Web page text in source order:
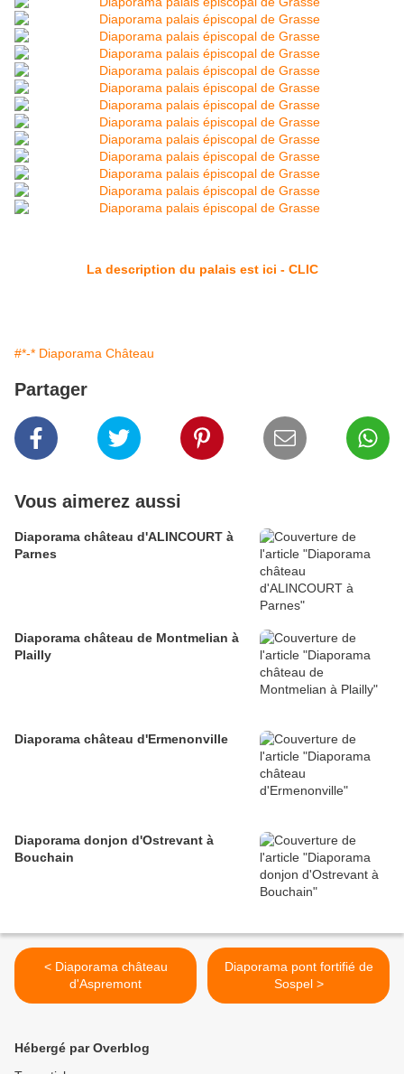
La description du palais est ici - CLIC
#*-* Diaporama Château
Partager
Vous aimerez aussi
Diaporama château d'ALINCOURT à
Parnes
Diaporama château de Montmelian à
Plailly
Diaporama château d'Ermenonville
Diaporama donjon d'Ostrevant à
Bouchain
< Diaporama château
d'Aspremont
Diaporama pont fortifié de
Sospel >
Hébergé par Overblog